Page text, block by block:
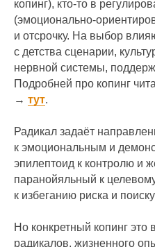
копинг), кто-то в
(эмоционально-
и отсрочку. На выбор
с детства сценарии,
нервной системы,
Подробней про копинг
→ тут.
Радикал задаёт
к эмоциональным и
эпилептоид к контролю и
паранойяльный к
к избеганию риска и
Но конкретный копинг это
радикалов, жизненного